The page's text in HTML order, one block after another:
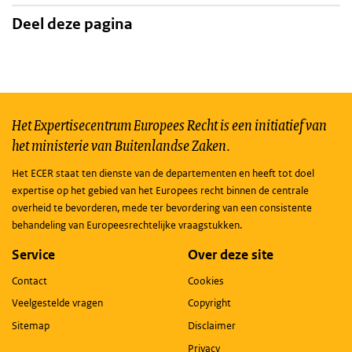
Deel deze pagina
Het Expertisecentrum Europees Recht is een initiatief van
het ministerie van Buitenlandse Zaken.
Het ECER staat ten dienste van de departementen en heeft tot doel
expertise op het gebied van het Europees recht binnen de centrale
overheid te bevorderen, mede ter bevordering van een consistente
behandeling van Europeesrechtelijke vraagstukken.
Service
Contact
Veelgestelde vragen
Sitemap
Over deze site
Cookies
Copyright
Disclaimer
Privacy